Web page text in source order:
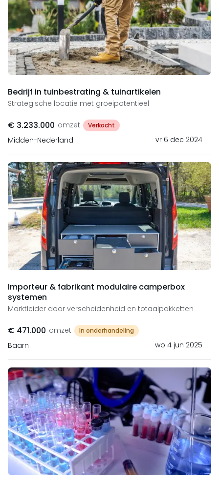
Bedrijf in tuinbestrating & tuinartikelen
Strategische locatie met groeipotentieel
€ 3.233.000 omzet Verkocht
Midden-Nederland vr 6 dec 2024
Importeur & fabrikant modulaire camperbox
systemen
Marktleider door verscheidenheid en totaalpakketten
€ 471.000 omzet In onderhandeling
Baarn wo 4 jun 2025